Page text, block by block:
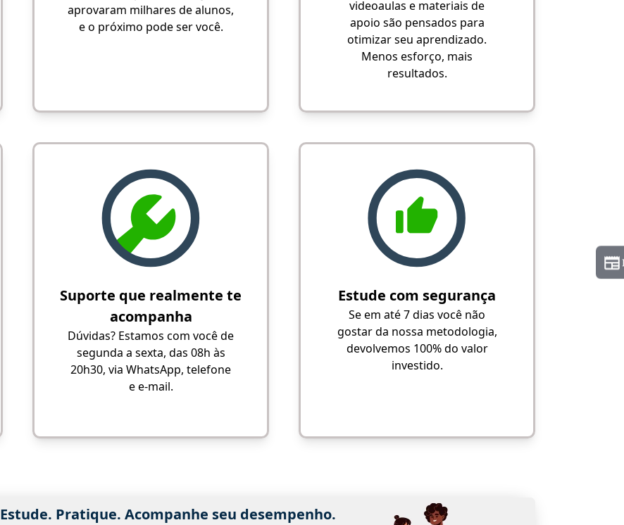
aprovaram milhares de alunos,
e o próximo pode ser você.
videoaulas e materiais de
apoio são pensados para
otimizar seu aprendizado.
Menos esforço, mais
resultados.
Suporte que realmente te
acompanha
Dúvidas? Estamos com você de
segunda a sexta, das 08h às
20h30, via WhatsApp, telefone
e e-mail.
Estude com segurança
Se em até 7 dias você não
gostar da nossa metodologia,
devolvemos 100% do valor
investido.
Estude. Pratique. Acompanhe seu desempenho.